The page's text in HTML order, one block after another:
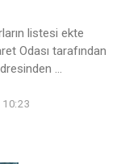
listesi ekte
Odası tarafından
...